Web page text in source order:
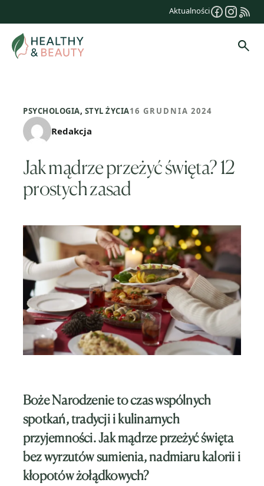
treści
Aktualności
PSYCHOLOGIA, STYL ŻYCIA16 GRUDNIA 2024
Redakcja
Jak mądrze przeżyć święta? 12
prostych zasad
Boże Narodzenie to czas wspólnych
spotkań, tradycji i kulinarnych
przyjemności. Jak mądrzeprzeżyć święta
bez wyrzutów sumienia, nadmiaru kaloriii
kłopotów żołądkowych?